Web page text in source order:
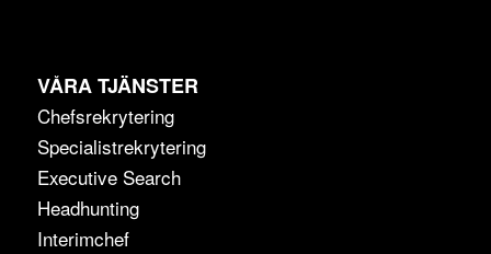
VÅRA TJÄNSTER
Chefsrekrytering
Specialistrekrytering
Executive Search
Headhunting
Interimchef